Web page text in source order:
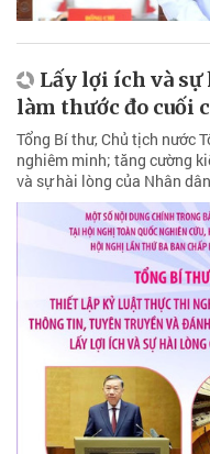
Lấy lợi ích và sự
làm thước đo cuối
Tổng Bí thư, Chủ tịch nước
nghiêm minh; tăng cường
và sự hài lòng của Nhân